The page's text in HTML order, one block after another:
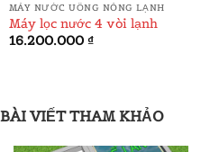
MÁY NƯỚC UỐNG NÓNG LẠNH
Máy lọc nước 4 vòi lạnh
16.200.000 ₫
BÀI VIẾT THAM KHẢO